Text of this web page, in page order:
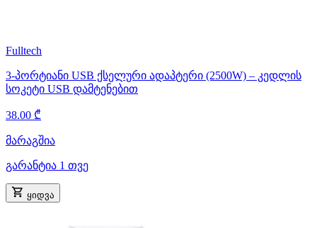
Fulltech
3-პორტიანი USB ქსელური ადაპტერი (2500W) – კედლის
სოკეტი USB დამტენებით
38.00 ₾
მარაგშია
გარანტია 1 თვე
ყიდვა